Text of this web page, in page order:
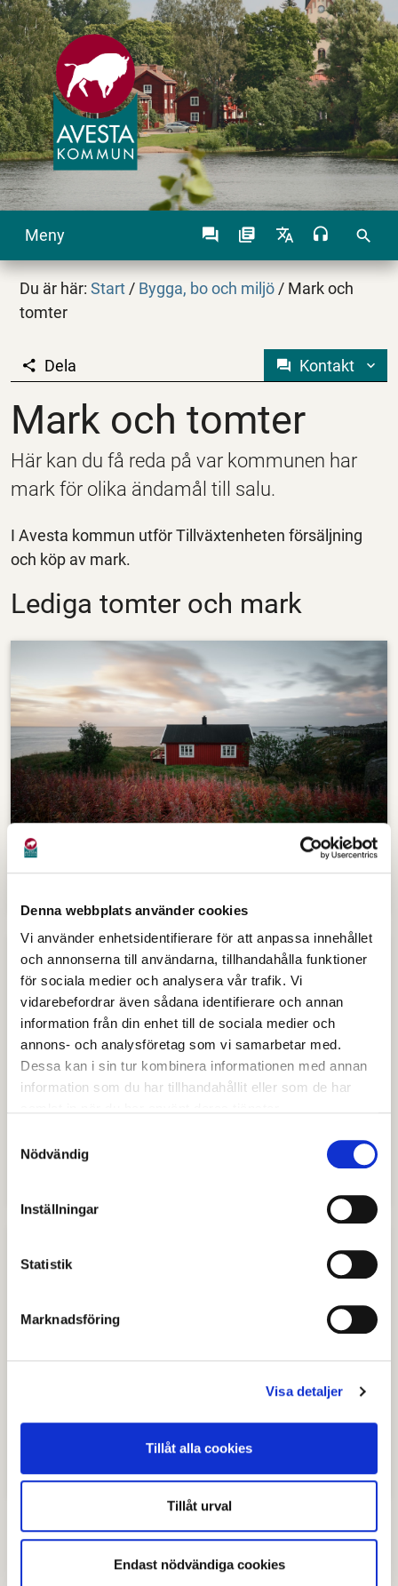
Denna webbplats använder cookies
Vi använder enhetsidentifierare för att anpassa innehållet
och annonserna till användarna, tillhandahålla funktioner
för sociala medier och analysera vår trafik. Vi
vidarebefordrar även sådana identifierare och annan
information från din enhet till de sociala medier och
annons- och analysföretag som vi samarbetar med.
Dessa kan i sin tur kombinera informationen med annan
information som du har tillhandahållit eller som de har
Nödvändig
Inställningar
Statistik
Marknadsföring
Visa detaljer
Tillåt alla cookies
Tillåt urval
Endast nödvändiga cookies
Meny search
Du är här:Start / Bygga, bo och miljö / Mark och
tomter
Mark och tomter
Dela Kontakt
Mark och tomter
Här kan du få reda på var kommunen har
mark för olika ändamål till salu.
I Avesta kommun utför Tillväxtenheten försäljning
och köp av mark.
Lediga tomter och mark
Senast granskad